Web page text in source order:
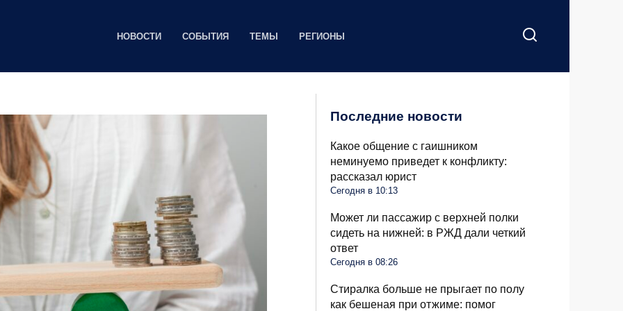
НОВОСТИ СОБЫТИЯ ТЕМЫ РЕГИОНЫ
Последние новости
Какое общение с гаишником
неминуемо приведет к конфликту:
рассказал юрист
Сегодня в 10:13
Может ли пассажир с верхней полки
сидеть на нижней: в РЖД дали четкий
ответ
Сегодня в 08:26
Стиралка больше не прыгает по полу
как бешеная при отжиме: помог